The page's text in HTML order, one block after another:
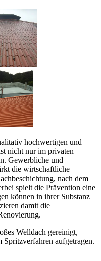
hochwertigen und
nicht nur im privaten
Gewerbliche und
die wirtschaftliche
nach dem
spielt die Prävention eine
können in ihrer Substanz
damit die
Welldach gereinigt,
aufgetragen.